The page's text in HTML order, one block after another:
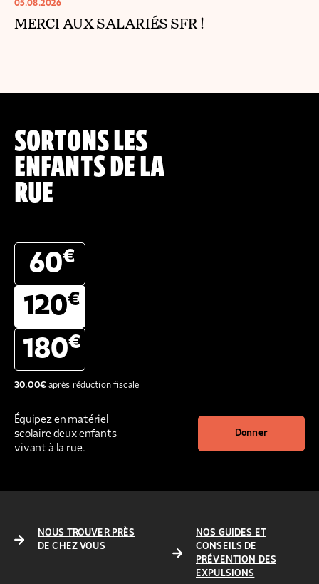
05.08.2026
MERCI AUX SALARIÉS SFR !
SORTONS LES
ENFANTS DE LA
RUE
60€
120€
180€
30.00€après réduction fiscale
Équipez en matériel
scolaire deux enfants
vivant à la rue.
Donner
NOUS TROUVER PRÈS
DE CHEZ VOUS
NOS GUIDES ET
CONSEILS DE
PRÉVENTION DES
EXPULSIONS